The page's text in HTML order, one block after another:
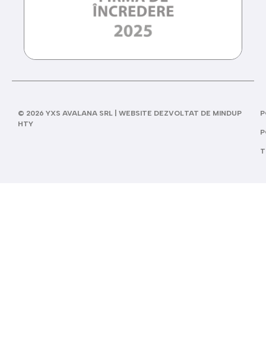
© 2026 YXS AVALANA SRL | WEBSITE DEZVOLTAT DE MINDUP
HTY